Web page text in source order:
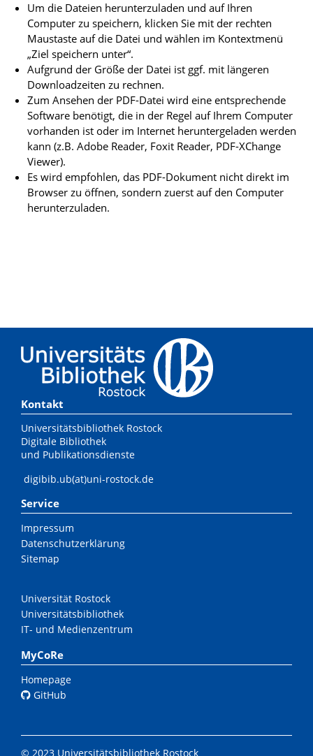
Um die Dateien herunterzuladen und auf Ihren
Computer zu speichern, klicken Sie mit der rechten
Maustaste auf die Datei und wählen im Kontextmenü
„Ziel speichern unter“.
Aufgrund der Größe der Datei ist ggf. mit längeren
Downloadzeiten zu rechnen.
Zum Ansehen der PDF-Datei wird eine entsprechende
Software benötigt, die in der Regel auf Ihrem Computer
vorhanden ist oder im Internet heruntergeladen werden
kann (z.B. Adobe Reader, Foxit Reader, PDF-XChange
Viewer).
Es wird empfohlen, das PDF-Dokument nicht direkt im
Browser zu öffnen, sondern zuerst auf den Computer
herunterzuladen.
Kontakt
Universitätsbibliothek Rostock
Digitale Bibliothek
und Publikationsdienste
digibib.ub(at)uni-rostock.de
Service
Impressum
Datenschutzerklärung
Sitemap
Universität Rostock
Universitätsbibliothek
IT- und Medienzentrum
MyCoRe
Homepage
GitHub
© 2023 Universitätsbibliothek Rostock